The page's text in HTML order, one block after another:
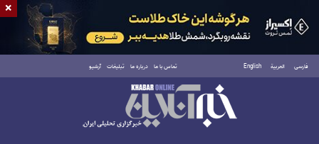
فارسی العربية English تماس با ما درباره ما تبلیغات آرشیو
پنجشنبه ۱۵ مرداد ۱۴۰۵
×